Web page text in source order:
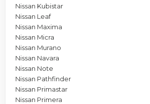
Nissan Kubistar
Nissan Leaf
Nissan Maxima
Nissan Micra
Nissan Murano
Nissan Navara
Nissan Note
Nissan Pathfinder
Nissan Primastar
Nissan Primera